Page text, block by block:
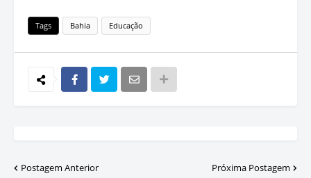
Tags Bahia Educação
Postagem Anterior Próxima Postagem